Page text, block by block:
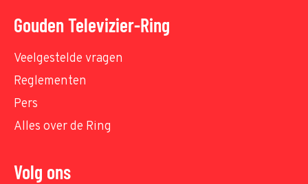
Gouden Televizier-Ring
Veelgestelde vragen
Reglementen
Pers
Alles over de Ring
Volg ons